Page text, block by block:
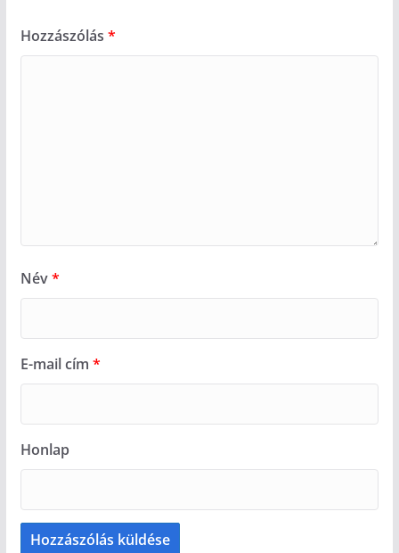
Hozzászólás *
Név*
E-mail cím *
Honlap